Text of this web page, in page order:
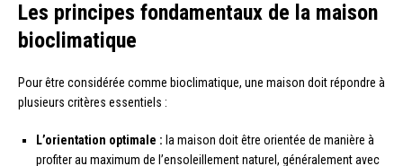
Les principes fondamentaux de la maison
bioclimatique
Pour être considérée comme bioclimatique, une maison doit répondre à
plusieurs critères essentiels :
L’orientation optimale : la maison doit être orientée de manière à
profiter au maximum de l’ensoleillement naturel, généralement avec